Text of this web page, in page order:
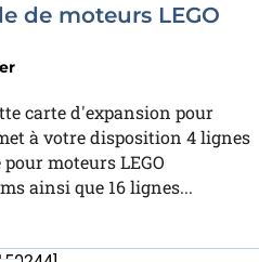
de moteurs LEGO
carte d'expansion pour
à votre disposition 4 lignes
moteurs LEGO
ainsi que 16 lignes...